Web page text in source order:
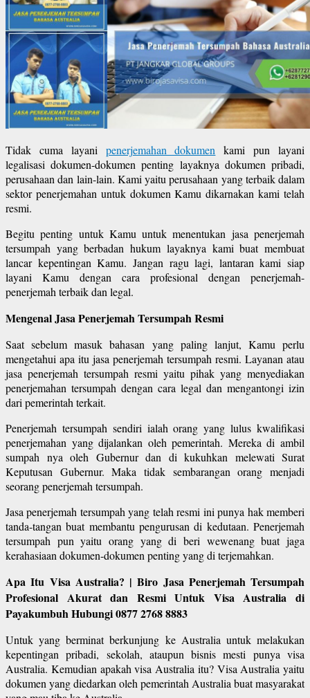
Tidak cuma layani penerjemahan dokumen kami pun layani
legalisasi dokumen-dokumen penting layaknya dokumen pribadi,
perusahaan dan lain-lain. Kami yaitu perusahaan yang terbaik dalam
sektor penerjemahan untuk dokumen Kamu dikarnakan kami telah
resmi.
Begitu penting untuk Kamu untuk menentukan jasa penerjemah
tersumpah yang berbadan hukum layaknya kami buat membuat
lancar kepentingan Kamu. Jangan ragu lagi, lantaran kami siap
layani Kamu dengan cara profesional dengan penerjemah-
penerjemah terbaik dan legal.
Mengenal Jasa Penerjemah Tersumpah Resmi
Saat sebelum masuk bahasan yang paling lanjut, Kamu perlu
mengetahui apa itu jasa penerjemah tersumpah resmi. Layanan atau
jasa penerjemah tersumpah resmi yaitu pihak yang menyediakan
penerjemahan tersumpah dengan cara legal dan mengantongi izin
dari pemerintah terkait.
Penerjemah tersumpah sendiri ialah orang yang lulus kwalifikasi
penerjemahan yang dijalankan oleh pemerintah. Mereka di ambil
sumpah nya oleh Gubernur dan di kukuhkan melewati Surat
Keputusan Gubernur. Maka tidak sembarangan orang menjadi
seorang penerjemah tersumpah.
Jasa penerjemah tersumpah yang telah resmi ini punya hak memberi
tanda-tangan buat membantu pengurusan di kedutaan. Penerjemah
tersumpah pun yaitu orang yang di beri wewenang buat jaga
kerahasiaan dokumen-dokumen penting yang di terjemahkan.
Apa Itu Visa Australia? | Biro Jasa Penerjemah Tersumpah
Profesional Akurat dan Resmi Untuk Visa Australia di
Payakumbuh Hubungi 0877 2768 8883
Untuk yang berminat berkunjung ke Australia untuk melakukan
kepentingan pribadi, sekolah, ataupun bisnis mesti punya visa
Australia. Kemudian apakah visa Australia itu? Visa Australia yaitu
dokumen yang diedarkan oleh pemerintah Australia buat masyarakat